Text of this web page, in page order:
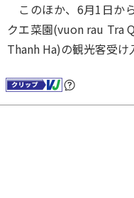
このほか、6月1日か
クエ菜園(vuon rau Tra
Thanh Ha)の観光客受け